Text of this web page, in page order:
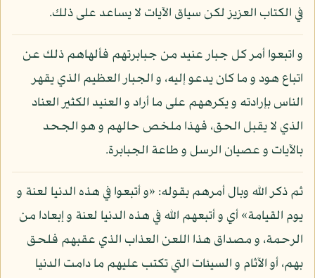
في الكتاب العزيز لكن سياق الآيات لا يساعد على ذلك.
و اتبعوا أمر كل جبار عنيد من جبابرتهم فألهاهم ذلك عن
اتباع هود و ما كان يدعو إليه، و الجبار العظيم الذي يقهر
الناس بإرادته و يكرههم على ما أراد و العنيد الكثير العناد
الذي لا يقبل الحق، فهذا ملخص حالهم و هو الجحد
بالآيات و عصيان الرسل و طاعة الجبابرة.
ثم ذكر الله وبال أمرهم بقوله: «و أتبعوا في هذه الدنيا لعنة و
يوم القيامة» أي و أتبعهم الله في هذه الدنيا لعنة و إبعادا من
الرحمة، و مصداق هذا اللعن العذاب الذي عقبهم فلحق
بهم، أو الآثام و السيئات التي تكتب عليهم ما دامت الدنيا